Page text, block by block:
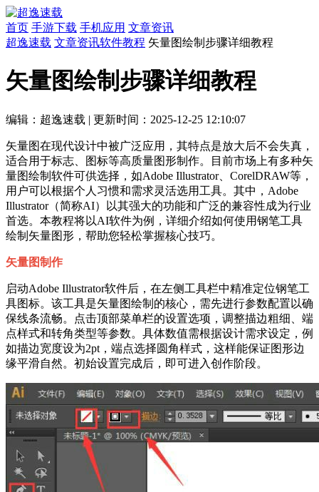
首页 手游下载 手机应用 文章资讯
超逸速载 文章资讯软件教程 矢量图绘制步骤详细教程
矢量图绘制步骤详细教程
编辑：超逸速载 | 更新时间：2025-12-25 12:10:07
矢量图在现代设计中被广泛应用，其特点是放大后不会失真，
适合用于标志、图标等高质量图形制作。目前市场上有多种矢
量图绘制软件可供选择，如Adobe Illustrator、CorelDRAW等，
用户可以根据个人习惯和需求灵活选用工具。其中，Adobe
Illustrator（简称AI）以其强大的功能和广泛的兼容性成为行业
首选。本教程将以AI软件为例，详细介绍如何使用钢笔工具
绘制矢量图形，帮助您轻松掌握核心技巧。
矢量图制作
启动Adobe Illustrator软件后，在左侧工具栏中精准定位钢笔工
具图标。该工具是矢量图绘制的核心，需先进行参数配置以确
保线条流畅。点击顶部菜单栏的设置选项，调整描边粗细、端
点样式和转角类型等参数。具体数值需根据设计需求设定，例
如描边宽度设为2pt，端点选择圆角样式，这样能保证图形边
缘平滑自然。初始设置完成后，即可进入创作阶段。